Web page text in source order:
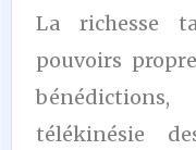
La richesse
pouvoirs
télékinésie